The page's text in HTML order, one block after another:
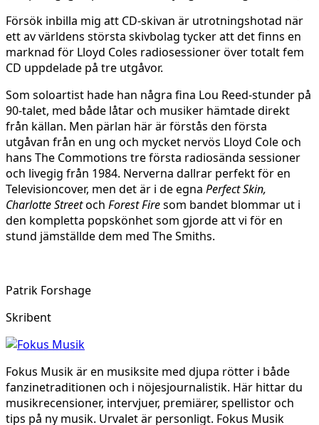
Försök inbilla mig att CD-skivan är utrotningshotad när
ett av världens största skivbolag tycker att det finns en
marknad för Lloyd Coles radiosessioner över totalt fem
CD uppdelade på tre utgåvor.
Som soloartist hade han några fina Lou Reed-stunder på
90-talet, med både låtar och musiker hämtade direkt
från källan. Men pärlan här är förstås den första
utgåvan från en ung och mycket nervös Lloyd Cole och
hans The Commotions tre första radiosända sessioner
och livegig från 1984. Nerverna dallrar perfekt för en
Televisioncover, men det är i de egna Perfect Skin,
Charlotte Streetoch Forest Firesom bandet blommar ut i
den kompletta popskönhet som gjorde att vi för en
stund jämställde dem med The Smiths.
Patrik Forshage
Skribent
Fokus Musik är en musiksite med djupa rötter i både
fanzinetraditionen och i nöjesjournalistik. Här hittar du
musikrecensioner, intervjuer, premiärer, spellistor och
tips på ny musik. Urvalet är personligt. Fokus Musik